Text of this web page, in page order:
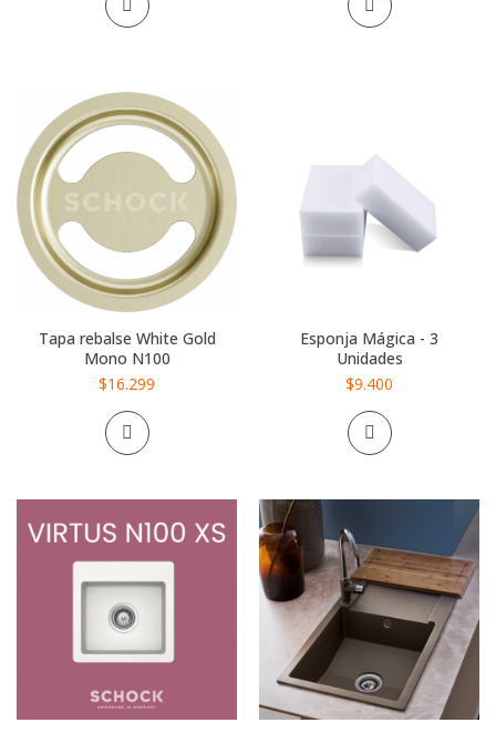
Tapa rebalse White Gold
Mono N100
$16.299
Esponja Mágica - 3
Unidades
$9.400